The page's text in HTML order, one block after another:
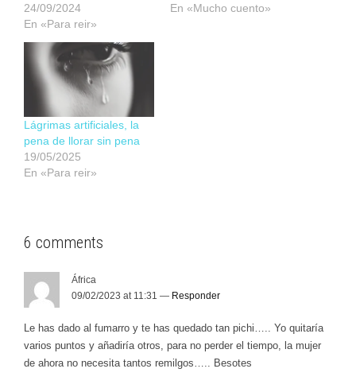
24/09/2024
En «Para reir»
En «Mucho cuento»
Lágrimas artificiales, la
pena de llorar sin pena
19/05/2025
En «Para reir»
6 comments
África
09/02/2023 at 11:31 — Responder
Le has dado al fumarro y te has quedado tan pichi….. Yo quitaría
varios puntos y añadiría otros, para no perder el tiempo, la mujer
de ahora no necesita tantos remilgos….. Besotes